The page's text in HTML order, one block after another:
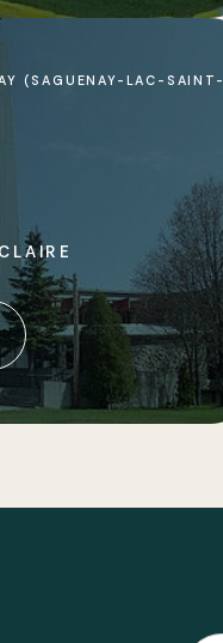
(SAGUENAY-LAC-SAINT-